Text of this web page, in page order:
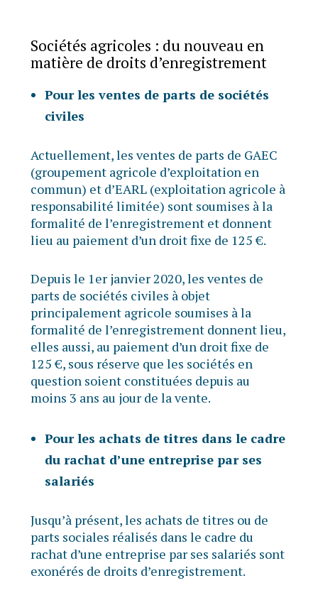
Sociétés agricoles : du nouveau en
matière de droits d’enregistrement
Pour les ventes de parts de sociétés
civiles
Actuellement, les ventes de parts de GAEC
(groupement agricole d’exploitation en
commun) et d’EARL (exploitation agricole à
responsabilité limitée) sont soumises à la
formalité de l’enregistrement et donnent
lieu au paiement d’un droit fixe de 125 €.
Depuis le 1er janvier 2020, les ventes de
parts de sociétés civiles à objet
principalement agricole soumises à la
formalité de l’enregistrement donnent lieu,
elles aussi, au paiement d’un droit fixe de
125 €, sous réserve que les sociétés en
question soient constituées depuis au
moins 3 ans au jour de la vente.
Pour les achats de titres dans le cadre
du rachat d’une entreprise par ses
salariés
Jusqu’à présent, les achats de titres ou de
parts sociales réalisés dans le cadre du
rachat d’une entreprise par ses salariés sont
exonérés de droits d’enregistrement.